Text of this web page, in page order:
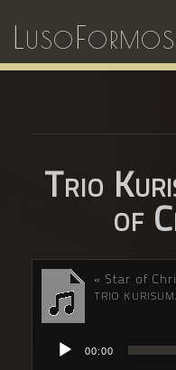
Trio
of
« Star of
TRIO
Lecteur
audio
00:00